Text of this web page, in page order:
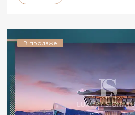
В продаже